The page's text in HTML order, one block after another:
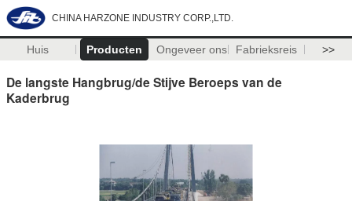
CHINA HARZONE INDUSTRY CORP.,LTD.
Huis Producten Ongeveer ons Fabrieksreis >>
De langste Hangbrug/de Stijve Beroeps van de
Kaderbrug